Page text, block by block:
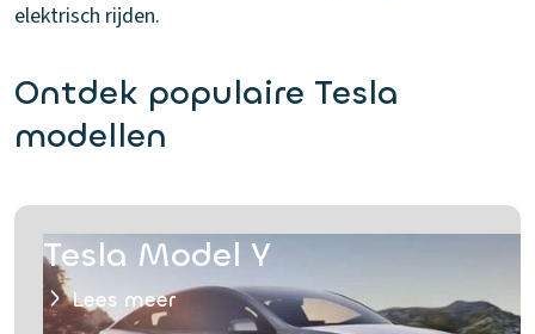
elektrisch rijden.
Ontdek populaire Tesla
modellen
Tesla Model Y
Lees meer